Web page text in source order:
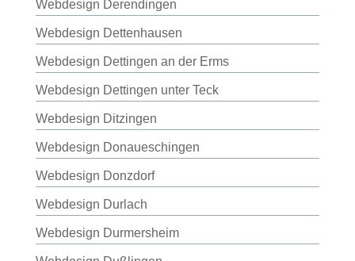
Webdesign Derendingen
Webdesign Dettenhausen
Webdesign Dettingen an der Erms
Webdesign Dettingen unter Teck
Webdesign Ditzingen
Webdesign Donaueschingen
Webdesign Donzdorf
Webdesign Durlach
Webdesign Durmersheim